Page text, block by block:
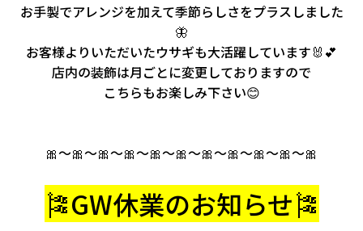
お手製でアレンジを加えて季節らしさをプラスしました
🦋
お客様よりいただいたウサギも大活躍しています🐰💕
店内の装飾は月ごとに変更しておりますので
こちらもお楽しみ下さい😊
🎀～🎀～🎀～🎀～🎀～🎀～🎀～🎀～🎀～🎀～🎀
🎏GW休業のお知らせ🎏